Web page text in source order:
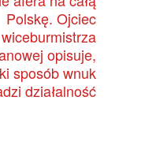
Polskę. Ojciec
wiceburmistrza
opisuje,
sposób wnuk
działalność